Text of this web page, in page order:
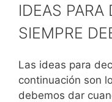
IDEAS PARA
SIEMPRE
Las ideas para
continuación son
debemos dar